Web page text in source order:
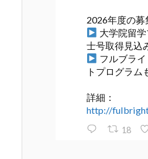
2026年度の募
大学院留
士号取得見込
フルブラ
トプログラ
詳細：
http://
18